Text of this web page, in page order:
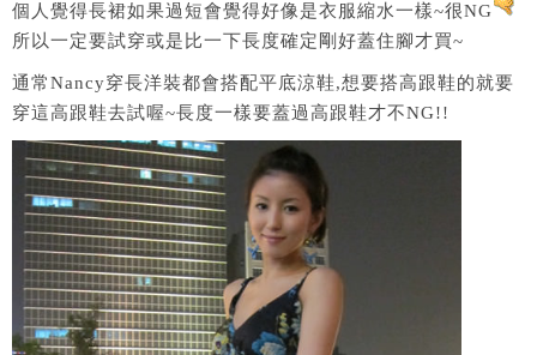
個人覺得長裙如果過短會覺得好像是衣服縮水一樣~很NG
所以一定要試穿或是比一下長度確定剛好蓋住腳才買~
通常Nancy穿長洋裝都會搭配平底涼鞋,想要搭高跟鞋的就要
穿這高跟鞋去試喔~長度一樣要蓋過高跟鞋才不NG!!